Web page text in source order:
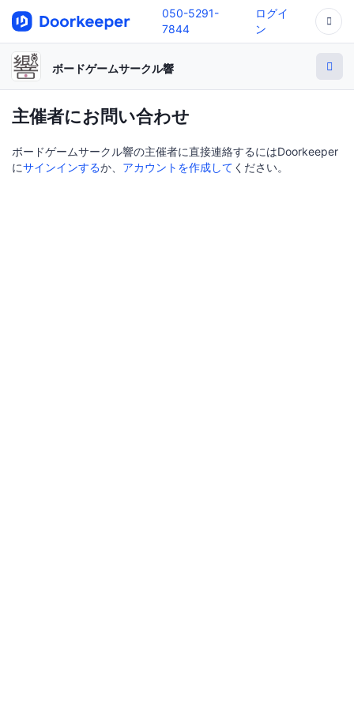
050-5291-
7844
ログイ
ン
ボードゲームサークル響
主催者にお問い合わせ
ボードゲームサークル響の主催者に直接連絡するにはDoorkeeper
にサインインするか、 アカウントを作成して ください。